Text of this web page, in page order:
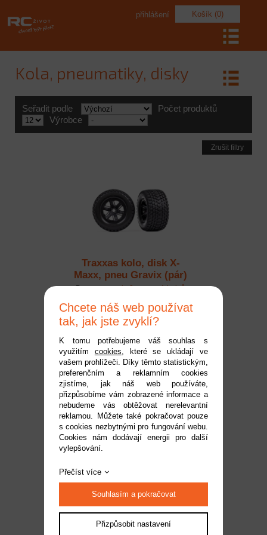
Košík (0)
přihlášení
Kola, pneumatiky, disky
Seřadit podle
Počet produktů
Výrobce
Zrušit filtry
Traxxas kolo, disk X-
Maxx, pneu Gravix (pár)
Dostupnost: do 2 pracovních dnů
1 849 Kč
Race, pneu Maxx AT tires
(pár)
Kód:TRA7875
1 849 Kč
Chcete náš web používat
tak, jak jste zvyklí?
K tomu potřebujeme váš souhlas s
využitím cookies, které se ukládají ve
vašem prohlížeči. Díky těmto statistickým,
preferenčním a reklamním cookies
zjistíme, jak náš web používáte,
přizpůsobíme vám zobrazené informace a
nebudeme vás obtěžovat nerelevantní
reklamou. Můžete také pokračovat pouze
s cookies nezbytnými pro fungování webu.
Cookies nám dodávají energii pro další
vylepšování.
Přečíst více
Souhlasím a pokračovat
Přizpůsobit nastavení